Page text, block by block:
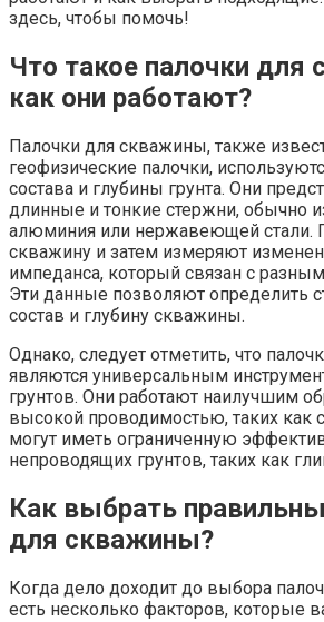
здесь, чтобы помочь!
Что такое палочки для
как они работают?
Палочки для скважины, также
геофизические палочки,
состава и глубины грунта. Они
длинные и тонкие стержни, обычно
алюминия или нержавеющей стали.
скважину и затем измеряют
импеданса, который связан с
Эти данные позволяют определить
состав и глубину скважины.
Однако, следует отметить, что
являются универсальным
грунтов. Они работают наилучшим
высокой проводимостью, таких как
могут иметь ограниченную
непроводящих грунтов, таких как
Как выбрать
для скважины?
Когда дело доходит до выбора
есть несколько факторов, которые